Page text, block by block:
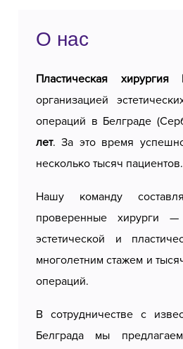
нескольких дней. Отеки и
становятся заметными в
месяцев. Шрамы
благодаря
методикам.
сертифицированные
персонализированный
пациенту,
комфорт и
эстетическим
достигли желаемых
свою уверенность в себе.
О нас
Пластическая хирургия
организацией
операций в Белграде
лет. За это время
несколько тысяч пациентов.
Нашу команду
проверенные хирурги
эстетической и
многолетним стажем и
операций.
В сотрудничестве с
Белграда мы